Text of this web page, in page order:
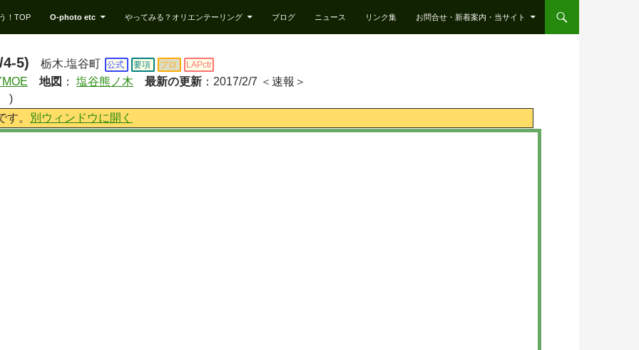
！TOP O-photo etc やってみる？オリエンテーリング ブログ ニュース リンク集 お問合せ・新着案内・当サイト
4-5) 栃木.塩谷町 公式 要項 プロ LAPctr
地図 ： 塩谷熊ノ木 最新の更新 ：2017/2/7 ＜速報＞
)
。
別ウィンドウに開く